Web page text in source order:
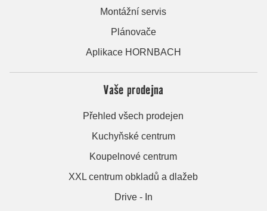
Montážní servis
Plánovače
Aplikace HORNBACH
Vaše prodejna
Přehled všech prodejen
Kuchyňské centrum
Koupelnové centrum
XXL centrum obkladů a dlažeb
Drive - In